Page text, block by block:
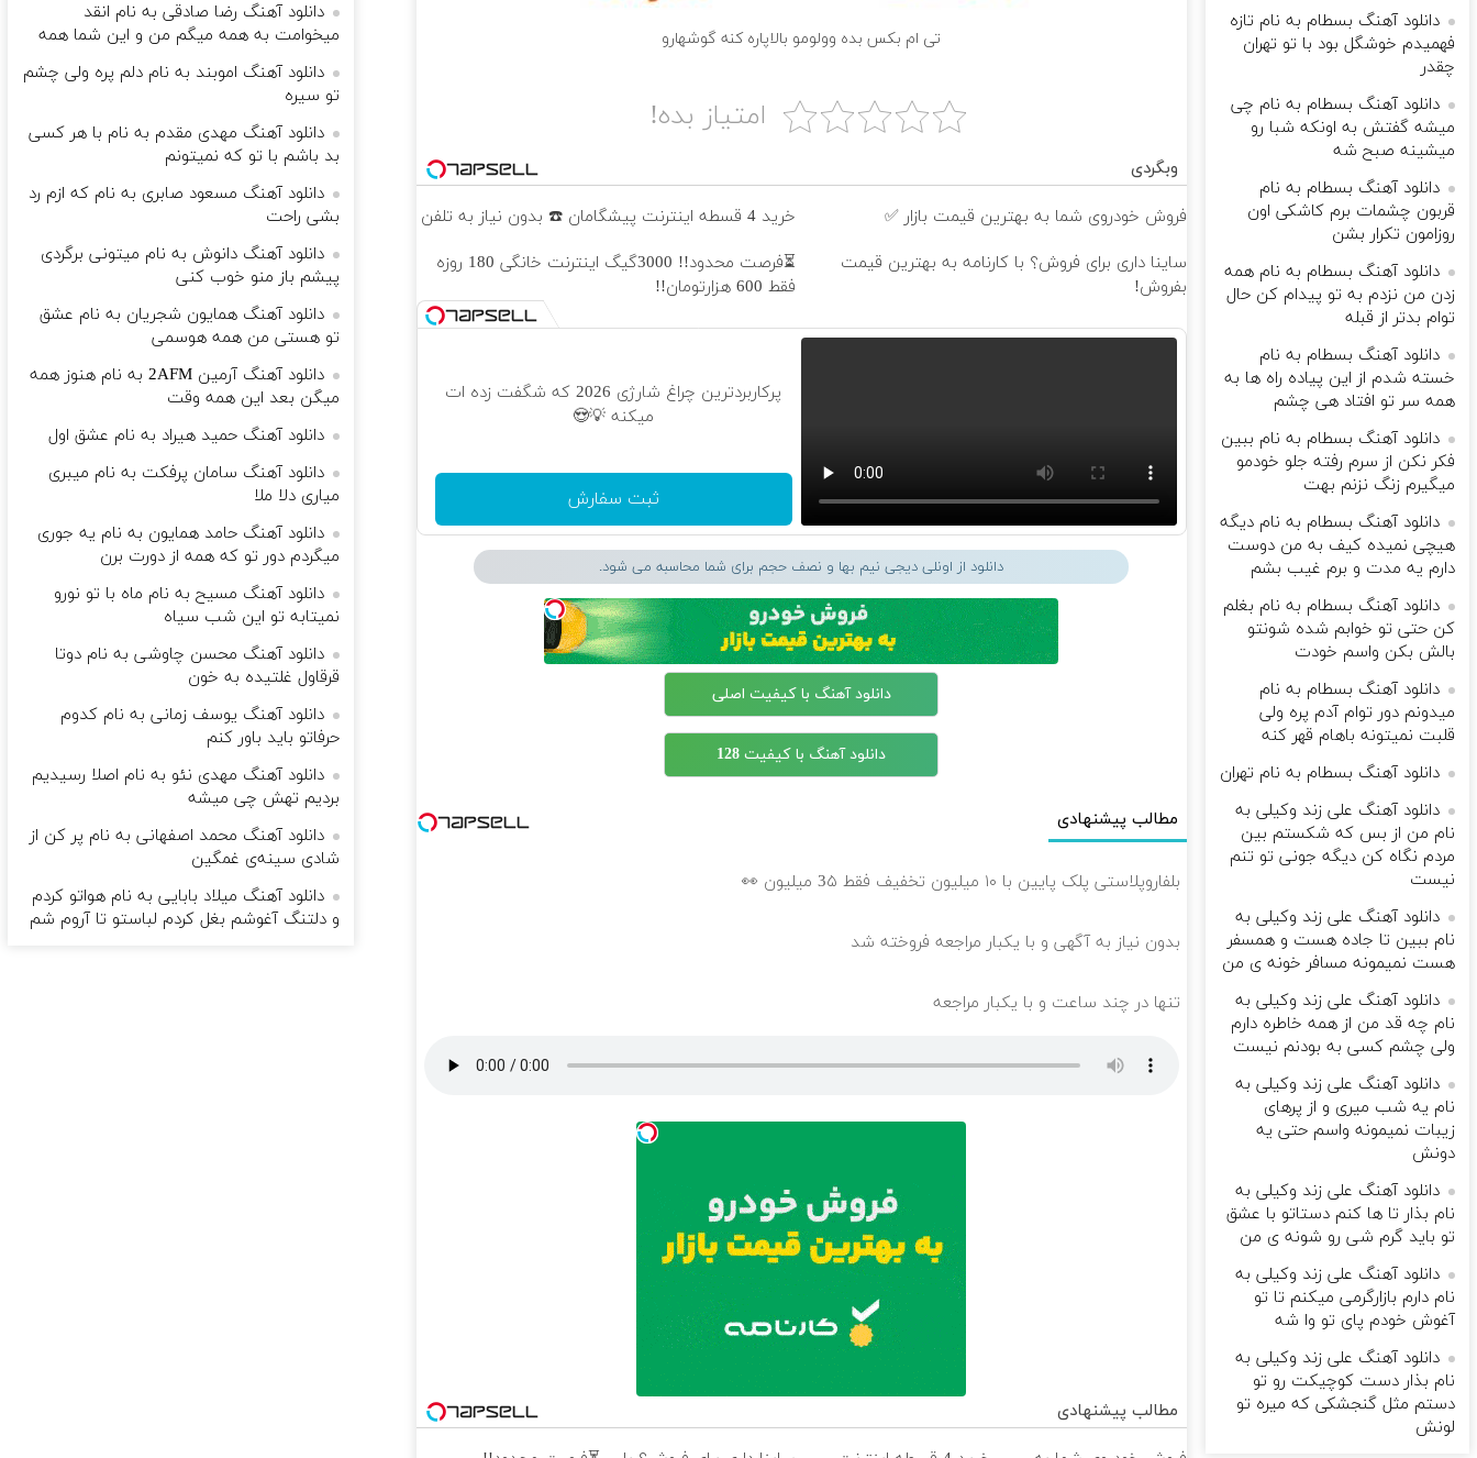
تی ام بکس بده وولومو بالاپاره کنه گوشهارو
امتیاز بده!
وبگردی
فروش خودروی شما به بهترین قیمت بازار ✅
خرید 4 قسطه اینترنت پیشگامان ☎️ بدون نیاز به تلفن
ساینا داری برای فروش؟ با کارنامه به بهترین قیمت
بفروش!
⏳فرصت محدود!! 3000گیگ اینترنت خانگی 180 روزه
فقط 600 هزارتومان!!
پرکاربردترین چراغ شارژی 2026 که شگفت زده ات
میکنه 💡😍
ثبت سفارش
دانلود از اونلی دیجی نیم بها و نصف حجم برای شما محاسبه می شود.
دانلود آهنگ با کیفیت اصلی
دانلود آهنگ با کیفیت 128
مطالب پیشنهادی
بلفاروپلاستی پلک پایین با ۱۰ میلیون تخفیف فقط 3۵ میلیون 👀
بدون نیاز به آگهی و با یکبار مراجعه فروخته شد
تنها در چند ساعت و با یکبار مراجعه
مطالب پیشنهادی
دانلود آهنگ بسطام به نام تازه
فهمیدم خوشگل بود با تو تهران
چقدر
دانلود آهنگ بسطام به نام چی
میشه گفتش به اونکه شبا رو
میشینه صبح شه
دانلود آهنگ بسطام به نام
قربون چشمات برم کاشکی اون
روزامون تکرار بشن
دانلود آهنگ بسطام به نام همه
زدن من نزدم به تو پیدام کن حال
توام بدتر از قبله
دانلود آهنگ بسطام به نام
خسته شدم از این پیاده راه ها به
همه سر تو افتاد هی چشم
دانلود آهنگ بسطام به نام ببین
فکر نکن از سرم رفته جلو خودمو
میگیرم زنگ نزنم بهت
دانلود آهنگ بسطام به نام دیگه
هیچی نمیده کیف به من دوست
دارم یه مدت و برم غیب بشم
دانلود آهنگ بسطام به نام بغلم
کن حتی تو خوابم شده شونتو
بالش بکن واسم خودت
دانلود آهنگ بسطام به نام
میدونم دور توام آدم پره ولی
قلبت نمیتونه باهام قهر کنه
دانلود آهنگ بسطام به نام تهران
دانلود آهنگ علی زند وکیلی به
نام من از بس كه شكستم بین
مردم نگاه كن دیگه جونى تو تنم
نیست
دانلود آهنگ علی زند وکیلی به
نام ببین تا جاده هست و همسفر
هست نمیمونه مسافر خونه ی من
دانلود آهنگ علی زند وکیلی به
نام چه قد من از همه خاطره دارم
ولی چشم كسی به بودنم نیست
دانلود آهنگ علی زند وکیلی به
نام یه شب میرى و از پرهای
زيبات نمیمونه واسم حتی یه
دونش
دانلود آهنگ علی زند وکیلی به
نام بذار تا ها كنم دستاتو با عشق
تو باید گرم شی رو شونه ى من
دانلود آهنگ علی زند وکیلی به
نام دارم بازارگرمی میكنم تا تو
آغوش خودم پای تو وا شه
دانلود آهنگ علی زند وکیلی به
نام بذار دست كوچیكت رو تو
دستم مثل گنجشكی كه میره تو
لونش
دانلود آهنگ رضا صادقی به نام انقد
میخوامت به همه میگم من و این شما همه
دانلود آهنگ اموبند به نام دلم پره ولی چشم
تو سیره
دانلود آهنگ مهدی مقدم به نام با هر کسی
بد باشم با تو که نمیتونم
دانلود آهنگ مسعود صابری به نام که ازم رد
بشی راحت
دانلود آهنگ دانوش به نام میتونی برگردی
پیشم باز منو خوب کنی
دانلود آهنگ همایون شجریان به نام عشق
تو هستی من همه هوسمی
دانلود آهنگ آرمین 2AFM به نام هنوز همه
میگن بعد این همه وقت
دانلود آهنگ حمید هیراد به نام عشق اول
دانلود آهنگ سامان پرفکت به نام میبری
میاری دلا ملا
دانلود آهنگ حامد همایون به نام یه جوری
میگردم دور تو که همه از دورت برن
دانلود آهنگ مسیح به نام ماه با تو نورو
نمیتابه تو این شب سیاه
دانلود آهنگ محسن چاوشی به نام دوتا
قرقاول غلتیده به خون
دانلود آهنگ یوسف زمانی به نام کدوم
حرفاتو باید باور کنم
دانلود آهنگ مهدی نئو به نام اصلا رسیدیم
بردیم تهش چی میشه
دانلود آهنگ محمد اصفهانی به نام پر کن از
شادی سینه‌ی غمگین
دانلود آهنگ میلاد بابایی به نام هواتو كردم
و دلتنگ آغوشم بغل كردم لباستو تا آروم شم